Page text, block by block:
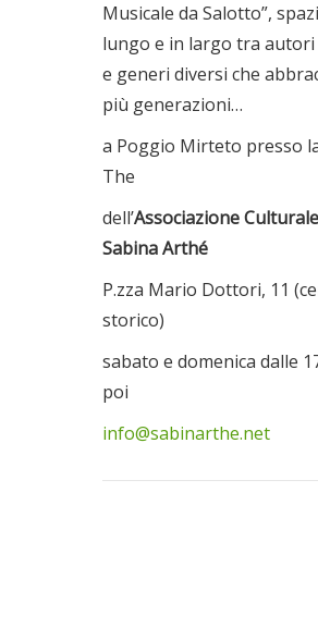
Musicale da Salotto”,
lungo e in largo tra autori
e generi diversi che
più generazioni…
a Poggio Mirteto presso
The
dell’Associazione
Sabina Arthé
P.zza Mario Dottori, 11
storico)
sabato e domenica dalle
poi
info@sabinarthe.net